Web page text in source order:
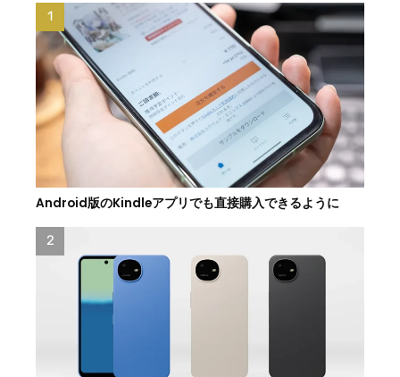
Android版のKindleアプリでも直接購入できるように